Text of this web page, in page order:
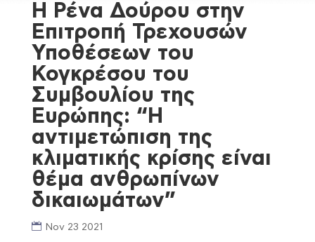
Η Ρένα Δούρου στην
Επιτροπή Τρεχουσών
Υποθέσεων του
Κογκρέσου του
Συμβουλίου της
Ευρώπης: “Η
αντιμετώπιση της
κλιματικής κρίσης είναι
θέμα ανθρωπίνων
δικαιωμάτων”
Nov 23 2021